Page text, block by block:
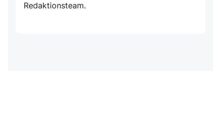
Redaktionsteam.